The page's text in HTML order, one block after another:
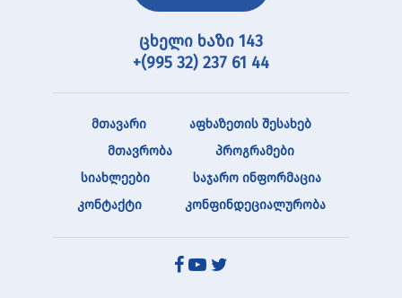
ცხელი ხაზი 143
+(995 32) 237 61 44
მთავარი
აფხაზეთის შესახებ
მთავრობა
პროგრამები
სიახლეები
საჯარო ინფორმაცია
კონტაქტი
კონფინდეციალურობა